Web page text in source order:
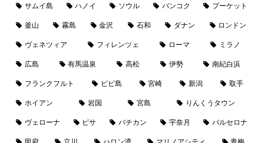
サムイ島 ハノイ ソウル バンコク プーケット
釜山 霧島 金沢 石和 ダナン ロンドン
ヴェネツィア フィレンツェ ローマ ミラノ
広島 有馬温泉 高松 伊勢 南紀白浜
フランクフルト ピピ島 宮崎 新潟 取手
ホイアン 岩国 宮島 りんくうタウン
ヴェローナ ピサ バチカン 宇奈月 バルセロナ